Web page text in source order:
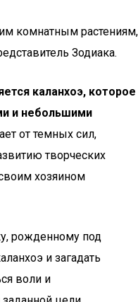
комнатным растениям,
Зодиака.
каланхоэ, которое
и небольшими
от темных сил,
творческих
хозяином
рожденному под
и загадать
воли и